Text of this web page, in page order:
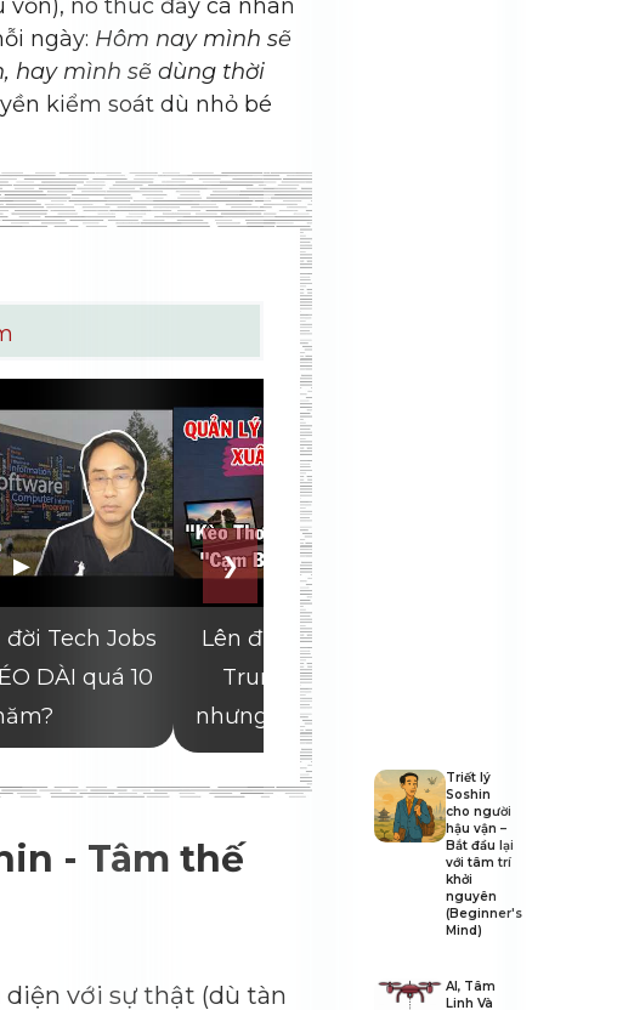
nó thúc đẩy cá nhân
ngày: Hôm nay mình sẽ
hay mình sẽ dùng thời
kiểm soát dù nhỏ bé
- Tâm thế
với sự thật (dù tàn
Triết lý
Soshin
cho người
hậu vận –
Bắt đầu lại
với tâm trí
khởi
nguyên
(Beginner's
Mind)
AI, Tâm
Linh Và